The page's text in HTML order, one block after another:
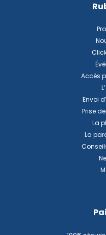
Accès
Envoi
Prise
La
La